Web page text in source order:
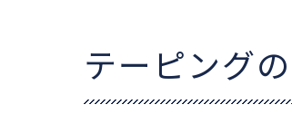
テーピング